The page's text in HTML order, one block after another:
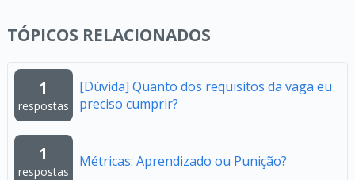
TÓPICOS RELACIONADOS
1
respostas
[Dúvida] Quanto dos requisitos da vaga eu
preciso cumprir?
1
respostas
Métricas: Aprendizado ou Punição?